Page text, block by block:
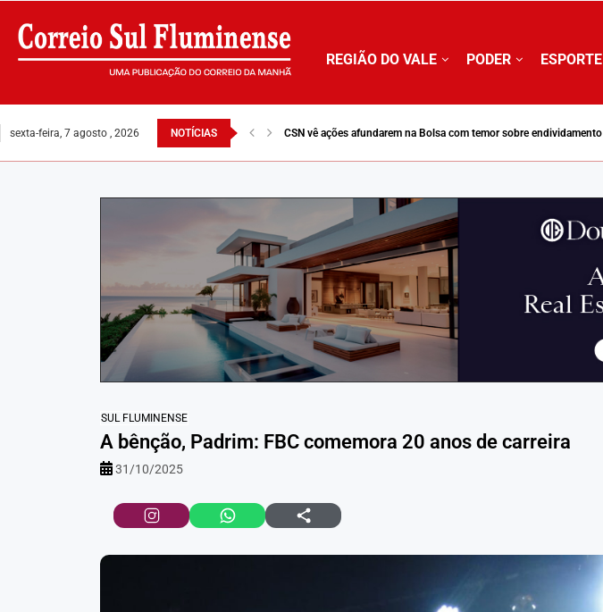
REGIÃO DO VALE PODER ESPORTE
sexta-feira, 7 agosto , 2026 NOTÍCIAS Fábrica da INB move ciclo do combustível nuclear
SUL FLUMINENSE
A bênção, Padrim: FBC comemora 20 anos de carreira
31/10/2025